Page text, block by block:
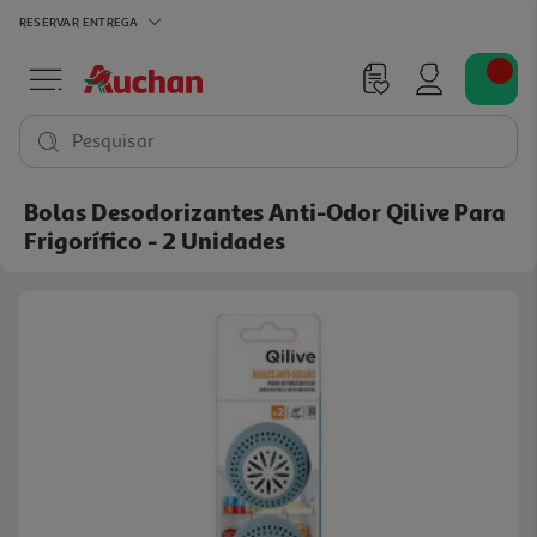
RESERVAR ENTREGA
Pesquisar
Bolas Desodorizantes Anti-Odor Qilive Para
Frigorífico - 2 Unidades